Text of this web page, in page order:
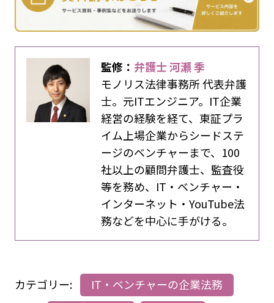
監修：弁護士 河瀬 季
モノリス法律事務所 代表弁護
士。元ITエンジニア。IT企業
経営の経験を経て、東証プラ
イム上場企業からシードステ
ージのベンチャーまで、100
社以上の顧問弁護士、監査役
等を務め、IT・ベンチャー・
インターネット・YouTube法
務などを中心に手がける。
カテゴリー:
IT・ベンチャーの企業法務